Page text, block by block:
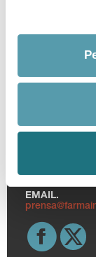
915 159 350
EMAIL.